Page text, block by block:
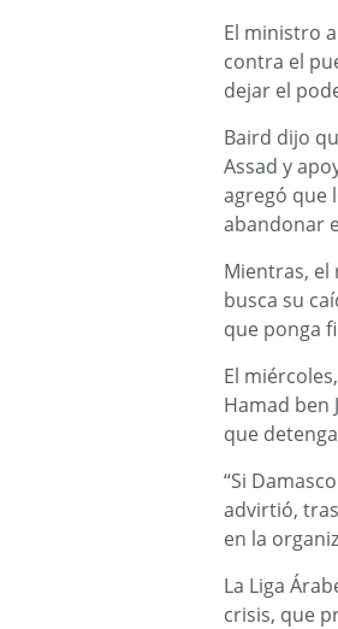
El ministro
contra el
dejar el
Baird dijo
Assad y
agregó que
abandonar
Mientras, el
busca su
que ponga
El
Hamad ben
que
“Si
advirtió,
en la
La Liga
crisis, que